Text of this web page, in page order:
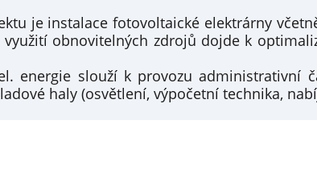
je instalace fotovoltaické elektrárny
obnovitelných zdrojů dojde k
energie slouží k provozu administrativní
haly (osvětlení, výpočetní technika,